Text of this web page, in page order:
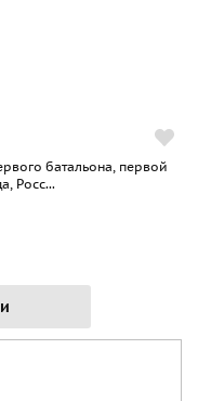
батальона, первой
Росс...